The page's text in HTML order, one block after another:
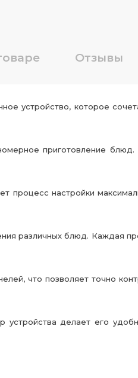
Отзывы
устройство, которое
приготовление
настройки
различных блюд. Каждая
что позволяет точно
делает его